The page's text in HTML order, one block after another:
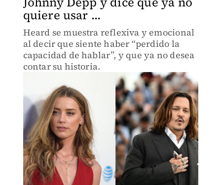
quiere usar ...
Heard se muestra reflexiva y emocional
al decir que siente haber “perdido la
capacidad de hablar”, y que ya no desea
contar su historia.